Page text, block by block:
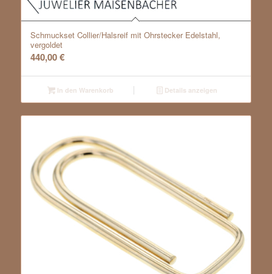
Schmuckset Collier/Halsreif mit Ohrstecker Edelstahl,
vergoldet
440,00€
In den Warenkorb Details anzeigen